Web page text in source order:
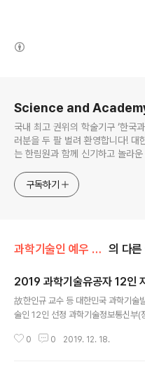
Science and
국내 최고 권위의 학술기구 ‘한국
러분을 두 팔 벌려 환영합니다! 대
는 한림원과 함께 신기하고 놀라
구독하기
과학기술인 예우 및 시상/과학기술유공자 예우 및 지원 의 다른
2019 과학기술유공자 12인
故한인규 교수 등 대한민국 과학기술
술인 12인 선정 과학기술정보통신부(
번째로 대한민국 과학기술유공자를 신
0 0 2019. 12. 18.